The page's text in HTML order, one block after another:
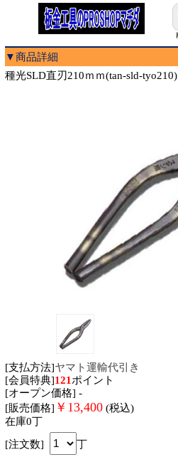
▼商品詳細
種光SLD直刃210ｍｍ(tan-sld-tyo210)
[支払方法]ヤマト運輸代引き
[会員特典]121 ポイント
[オープン価格] -
[販売価格] ￥ 13,400 (税込)
在庫0丁
[注文数]
丁